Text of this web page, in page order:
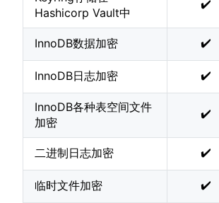
Hashicorp Vault中
✔️
InnoDB数据加密 ✔️
InnoDB日志加密 ✔️
InnoDB各种表空间文件
加密
✔️
二进制日志加密 ✔️
临时文件加密 ✔️